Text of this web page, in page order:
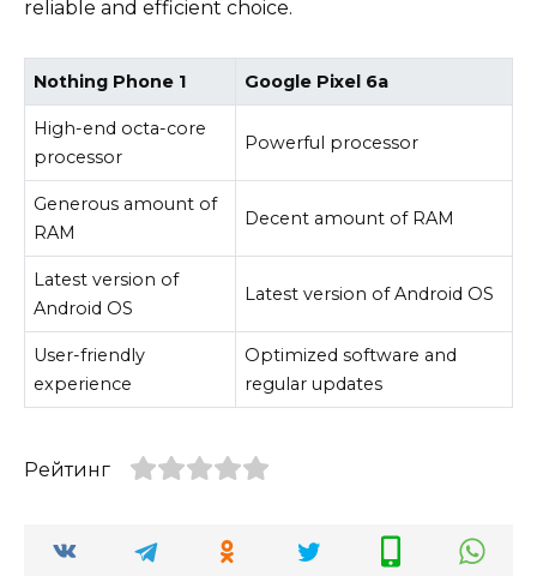
reliable and efficient choice.
Nothing Phone 1 Google Pixel 6a
High-end octa-core
processor
Powerful processor
Generous amount of
RAM
Decent amount of RAM
Latest version of
Android OS
Latest version of Android OS
User-friendly
experience
Optimized software and
regular updates
Рейтинг